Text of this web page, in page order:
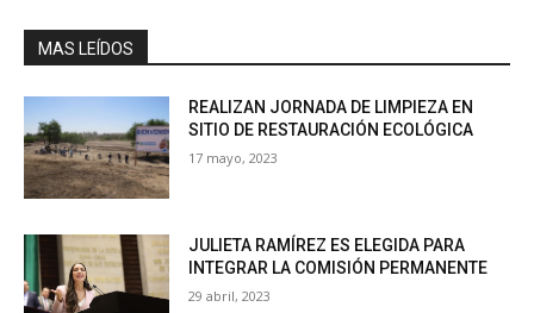
MAS LEÍDOS
REALIZAN JORNADA DE LIMPIEZA EN
SITIO DE RESTAURACIÓN ECOLÓGICA
17 mayo, 2023
JULIETA RAMÍREZ ES ELEGIDA PARA
INTEGRAR LA COMISIÓN PERMANENTE
29 abril, 2023